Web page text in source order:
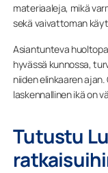
materiaaleja, mikä
sekä vaivattoman
Asiantunteva
hyvässä kunnossa,
niiden elinkaaren
laskennallinen ikä on
Tutustu